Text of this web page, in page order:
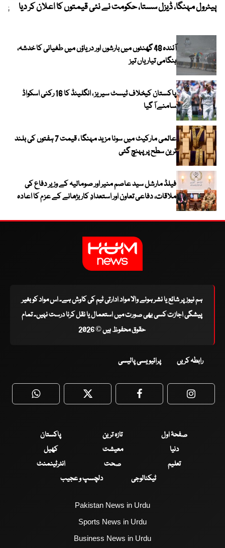
پیٹرول مہنگا، ڈیزل سستا، حکومت نے نئی قیمتوں کا اعلان کر دیا
آئندہ 48 گھنٹوں میں بارشوں اور دریاؤں میں طغیانی کا خدشہ،
ہنگامی تیاریاں تیز
پاکستان کیخلاف ٹیسٹ سیریز ، انگلینڈ کا 16 رکنی اسکواڈ
سامنے آ گیا
عالمی مارکیٹ میں سونا مزید مہنگا ، قیمت 7 ہفتوں کی بلند
ترین سطح پر پہنچ گئی
فیلڈ مارشل سید عاصم منیر اور صومالیہ کے وزیر دفاع کی
ملاقات، دفاعی تعاون اور استعدادِ کار بڑھانے کے عزم کا اعادہ
ہم نیوز پر شائع یا نشر ہونے والا مواد ادارتی ٹیم کی کاوش ہے۔ اس مواد کو بغیر
پیشگی اجازت کسی بھی صورت میں استعمال یا نقل کرنا درست نہیں۔ تمام
حقوق محفوظ ہیں © 2026
رابطہ کریں پرائیویسی پالیسی
WhatsApp Twitter Facebook
صفحۂ اول تازہ ترین
پاکستان
دنیا
معیشت
کھیل
تعلیم
صحت
انٹرٹینمنٹ
ٹیکنالوجی
دلچسپ و عجیب
Pakistan News in Urdu
Sports News in Urdu
Business News in Urdu